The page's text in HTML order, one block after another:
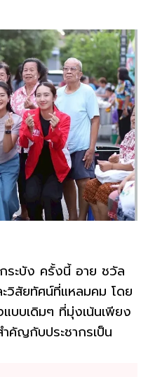
ระบัง ครั้งนี้ อาย ชวัล
วิสัยทัศน์ที่แหลมคม โดย
บบเดิมๆ ที่มุ่งเน้นเพียง
คัญกับประชากรเป็น